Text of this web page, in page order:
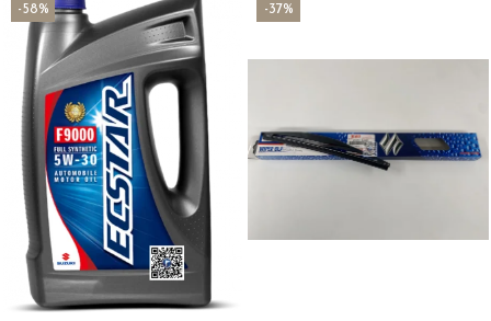
-58% -37%